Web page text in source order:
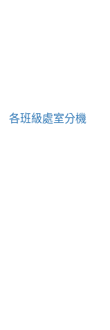
各班級處室分機